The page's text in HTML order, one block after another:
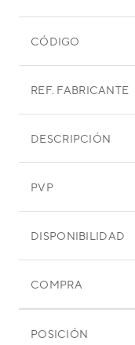
CÓDIGO
REF. FABRICANTE
DESCRIPCIÓN
PVP
DISPONIBILIDAD
COMPRA
POSICIÓN